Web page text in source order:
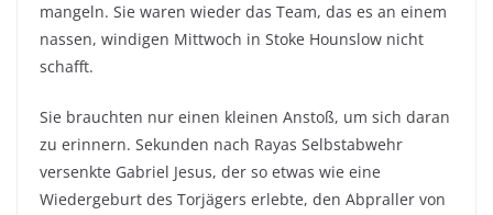
mangeln. Sie waren wieder das Team, das es an einem
nassen, windigen Mittwoch in Stoke Hounslow nicht
schafft.
Sie brauchten nur einen kleinen Anstoß, um sich daran
zu erinnern. Sekunden nach Rayas Selbstabwehr
versenkte Gabriel Jesus, der so etwas wie eine
Wiedergeburt des Torjägers erlebte, den Abpraller von